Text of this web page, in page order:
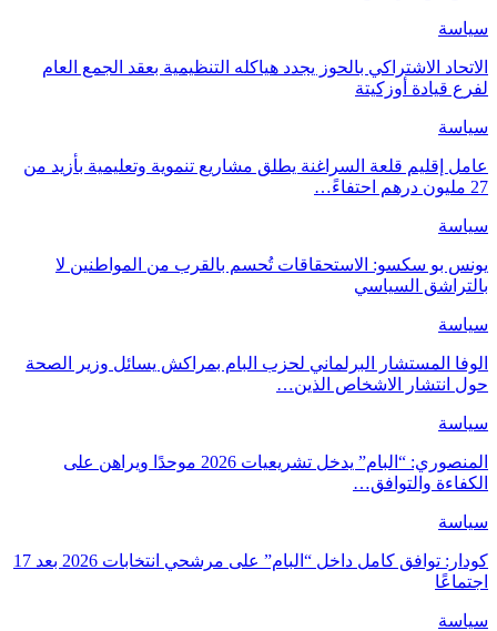
سياسة
الاتحاد الاشتراكي بالحوز يجدد هياكله التنظيمية بعقد الجمع العام
لفرع قيادة أوزكيتة
سياسة
عامل إقليم قلعة السراغنة يطلق مشاريع تنموية وتعليمية بأزيد من
27 مليون درهم احتفاءً…
سياسة
يونس بو سكسو: الاستحقاقات تُحسم بالقرب من المواطنين لا
بالتراشق السياسي
سياسة
الوفا المستشار البرلماني لحزب البام بمراكش يسائل وزير الصحة
حول انتشار الاشخاص الذين…
سياسة
المنصوري: “البام” يدخل تشريعيات 2026 موحدًا ويراهن على
الكفاءة والتوافق…
سياسة
كودار: توافق كامل داخل “البام” على مرشحي انتخابات 2026 بعد 17
اجتماعًا
سياسة